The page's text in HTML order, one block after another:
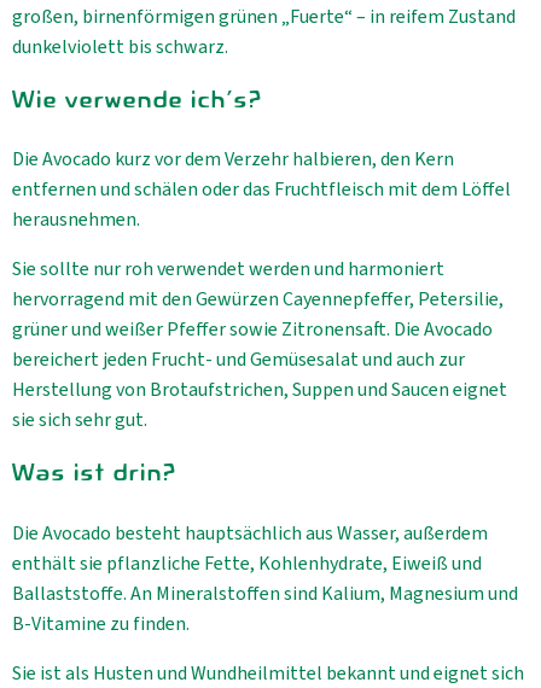
großen, birnenförmigen grünen „Fuerte“ – in reifem Zustand
dunkelviolett bis schwarz.
Wie verwende ich's?
Die Avocado kurz vor dem Verzehr halbieren, den Kern
entfernen und schälen oder das Fruchtfleisch mit dem Löffel
herausnehmen.
Sie sollte nur roh verwendet werden und harmoniert
hervorragend mit den Gewürzen Cayennepfeffer, Petersilie,
grüner und weißer Pfeffer sowie Zitronensaft. Die Avocado
bereichert jeden Frucht- und Gemüsesalat und auch zur
Herstellung von Brotaufstrichen, Suppen und Saucen eignet
sie sich sehr gut.
Was ist drin?
Die Avocado besteht hauptsächlich aus Wasser, außerdem
enthält sie pflanzliche Fette, Kohlenhydrate, Eiweiß und
Ballaststoffe. An Mineralstoffen sind Kalium, Magnesium und
B-Vitamine zu finden.
Sie ist als Husten und Wundheilmittel bekannt und eignet sich